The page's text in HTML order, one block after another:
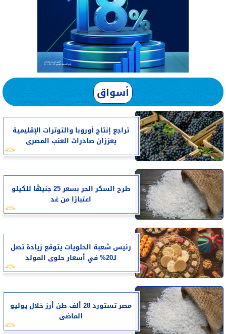
أسواق
تراجع إنتاج أوروبا والتوترات الإقليمية
يعززان صادرات العنب المصرى
طرح السكر الحر بسعر 25 جنيهًا للكيلو
اعتبارًا من غد
رئيس شعبة الحلويات يتوقع زيادة تصل
لـ20% في أسعار حلوى المولد
مصر تستورد 28 ألف طن أرز خلال يوليو
الماضى